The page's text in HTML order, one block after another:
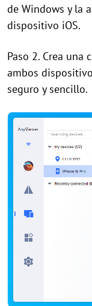
de Windows y la
dispositivo iOS.
Paso 2. Crea
ambos
seguro y sencillo.